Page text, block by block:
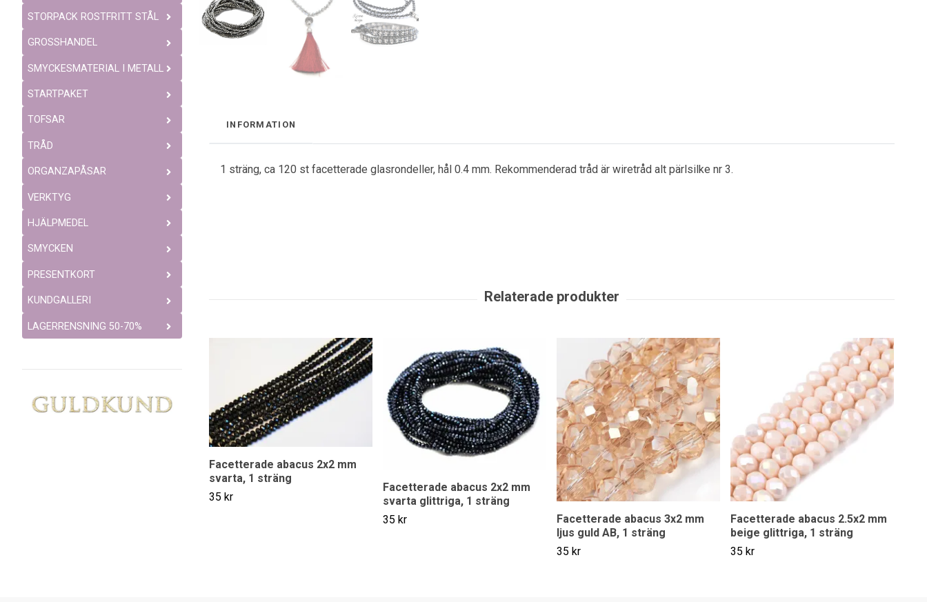
STORPACK ROSTFRITT STÅL
GROSSHANDEL
SMYCKESMATERIAL I METALL
STARTPAKET
TOFSAR
TRÅD
ORGANZAPÅSAR
VERKTYG
HJÄLPMEDEL
SMYCKEN
PRESENTKORT
KUNDGALLERI
LAGERRENSNING 50-70%
INFORMATION
1 sträng, ca 120 st facetterade glasrondeller, hål 0.4 mm. Rekommenderad tråd är wiretråd alt pärlsilke nr 3.
Facetterade abacus 2x2 mm
svarta, 1 sträng
35 kr
Facetterade abacus 2x2 mm
svarta glittriga, 1 sträng
35 kr
Facetterade abacus 3x2 mm
ljus guld AB, 1 sträng
35 kr
Facetterade abacus 2.5x2 mm
beige glittriga, 1 sträng
35 kr